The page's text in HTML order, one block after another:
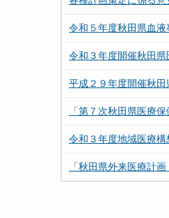
令和５年度秋田県血
令和３年度開催秋田
平成２９年度開催秋
「第７次秋田県医療
令和３年度地域医療
「秋田県外来医療計